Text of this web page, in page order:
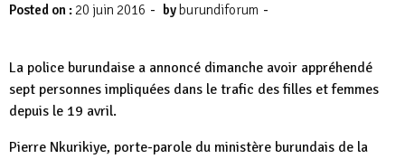
Posted on : 20 juin 2016 - by burundiforum -
La police burundaise a annoncé dimanche avoir appréhendé
sept personnes impliquées dans le trafic des filles et femmes
depuis le 19 avril.
Pierre Nkurikiye, porte-parole du ministère burundais de la